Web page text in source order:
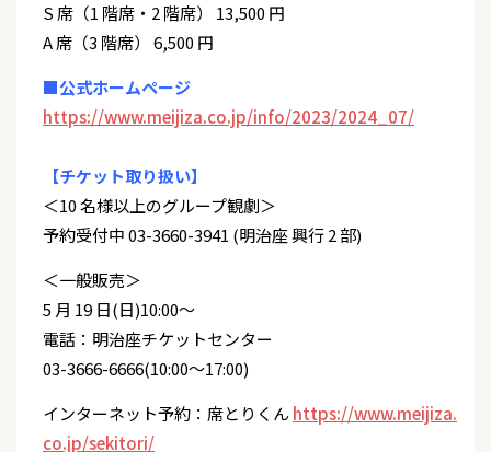
S 席（1 階席・2 階席） 13,500 円
A 席（3 階席） 6,500 円
■公式ホームページ
https://www.meijiza.co.jp/info/2023/2024_07/
【チケット取り扱い】
＜10 名様以上のグループ観劇＞
予約受付中 03-3660-3941 (明治座 興行 2 部)
＜一般販売＞
5 月 19 日(日)10:00～
電話：明治座チケットセンター
03-3666-6666(10:00～17:00)
インターネット予約：席とりくんhttps://www.meijiza.
co.jp/sekitori/